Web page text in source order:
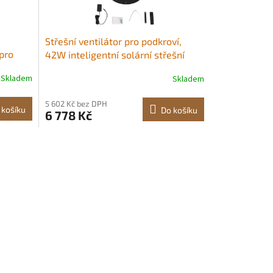
s
Skladem
košíku
Střešní ventilátor pro podkroví,
42W inteligentní solární střešní
ovládání, průtok vzduchu 2800
stejnosměrný motor pro chlazení
Skladem
5 602 Kč bez DPH
6 778 Kč Do košíku